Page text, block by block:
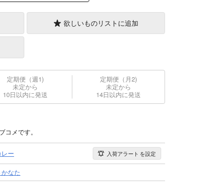
欲しいものリストに追加
定期便（週1)
未定から
10日以内に発送
定期便（月2)
未定から
14日以内に発送
メです。
ー 入荷アラート を設定
なた